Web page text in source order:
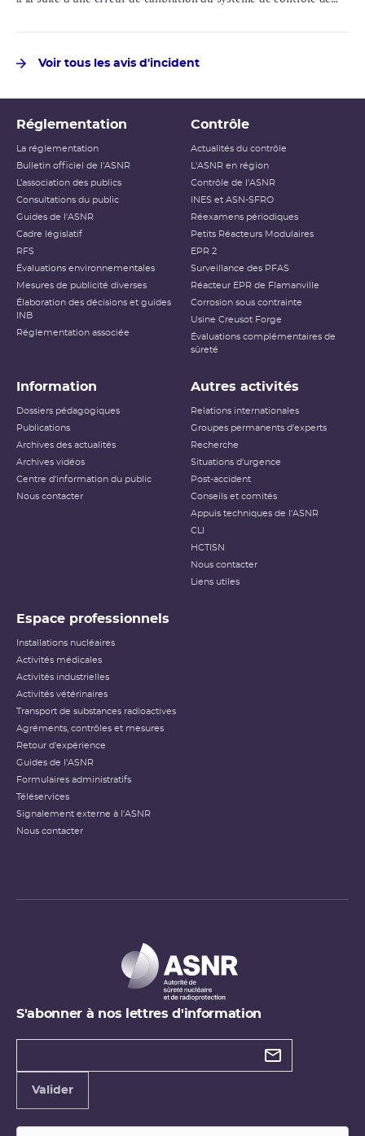
Voir tous les avis d'incident
Réglementation
La réglementation
Bulletin officiel de l'ASNR
L’association des publics
Consultations du public
Guides de l'ASNR
Cadre législatif
RFS
Évaluations environnementales
Mesures de publicité diverses
Élaboration des décisions et guides
INB
Réglementation associée
Contrôle
Actualités du contrôle
L'ASNR en région
Contrôle de l'ASNR
INES et ASN-SFRO
Réexamens périodiques
Petits Réacteurs Modulaires
EPR 2
Surveillance des PFAS
Réacteur EPR de Flamanville
Corrosion sous contrainte
Usine Creusot Forge
Évaluations complémentaires de
sûreté
Information
Dossiers pédagogiques
Publications
Archives des actualités
Archives vidéos
Centre d'information du public
Nous contacter
Autres activités
Relations internationales
Groupes permanents d'experts
Recherche
Situations d'urgence
Post-accident
Conseils et comités
Appuis techniques de l'ASNR
CLI
HCTISN
Nous contacter
Liens utiles
Espace professionnels
Installations nucléaires
Activités médicales
Activités industrielles
Activités vétérinaires
Transport de substances radioactives
Agréments, contrôles et mesures
Retour d'expérience
Guides de l'ASNR
Formulaires administratifs
Téléservices
Signalement externe à l'ASNR
Nous contacter
S'abonner à nos lettres d'information
Types de
Valider